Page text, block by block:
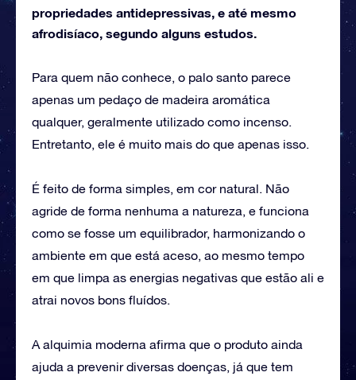
propriedades antidepressivas, e até mesmo
afrodisíaco, segundo alguns estudos.
Para quem não conhece, o palo santo parece
apenas um pedaço de madeira aromática
qualquer, geralmente utilizado como incenso.
Entretanto, ele é muito mais do que apenas isso.
É feito de forma simples, em cor natural. Não
agride de forma nenhuma a natureza, e funciona
como se fosse um equilibrador, harmonizando o
ambiente em que está aceso, ao mesmo tempo
em que limpa as energias negativas que estão ali e
atrai novos bons fluídos.
A alquimia moderna afirma que o produto ainda
ajuda a prevenir diversas doenças, já que tem